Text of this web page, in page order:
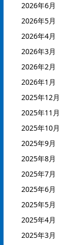
2026年6月
2026年5月
2026年4月
2026年3月
2026年2月
2026年1月
2025年12月
2025年11月
2025年10月
2025年9月
2025年8月
2025年7月
2025年6月
2025年5月
2025年4月
2025年3月